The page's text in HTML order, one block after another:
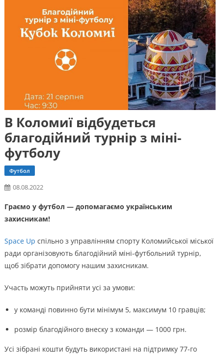
В Коломиї відбудеться
благодійний турнір з міні-
футболу
Футбол
08.08.2022
Граємо у футбол — допомагаємо українським
захисникам!
Space Up спільно з управлінням спорту Коломийської міської
ради організовують благодійний міні-футбольний турнір,
щоб зібрати допомогу нашим захисникам.
Участь можуть прийняти усі за умови:
у команді повинно бути мінімум 5, максимум 10 гравців;
розмір благодійного внеску з команди — 1000 грн.
Усі зібрані кошти будуть використані на підтримку 77-го